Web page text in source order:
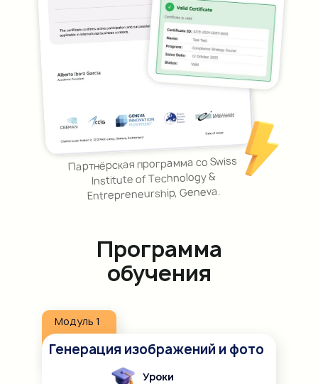
Партнёрская программа со Swiss
Institute of Technology &
Entrepreneurship, Geneva.
Генерация изображений и фото
Модуль 1
Уроки
Программа
обучения